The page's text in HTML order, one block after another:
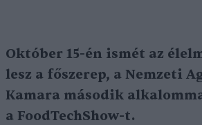
Október 15-én ismét az
lesz a főszerep, a Nemzeti
Kamara második
a FoodTechShow-t.